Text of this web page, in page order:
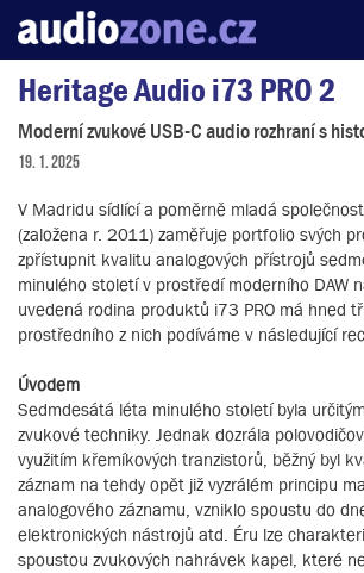
Server o digitálním zpracování zvuku
Heritage Audio i73 PRO 2
Moderní zvukové USB-C audio rozhraní s
19. 1. 2025
V Madridu sídlící a poměrně mladá
(založena r. 2011) zaměřuje portfolio svých
zpřístupnit kvalitu analogových přístrojů
minulého století v prostředí moderního DAW
uvedená rodina produktů i73 PRO má hned
prostředního z nich podíváme v následující
Úvodem
Sedmdesátá léta minulého století byla
zvukové techniky. Jednak dozrála
využitím křemíkových tranzistorů, běžný byl
záznam na tehdy opět již vyzrálém principu
analogového záznamu, vzniklo spoustu do
elektronických nástrojů atd. Éru lze
spoustou zvukových nahrávek kapel, které